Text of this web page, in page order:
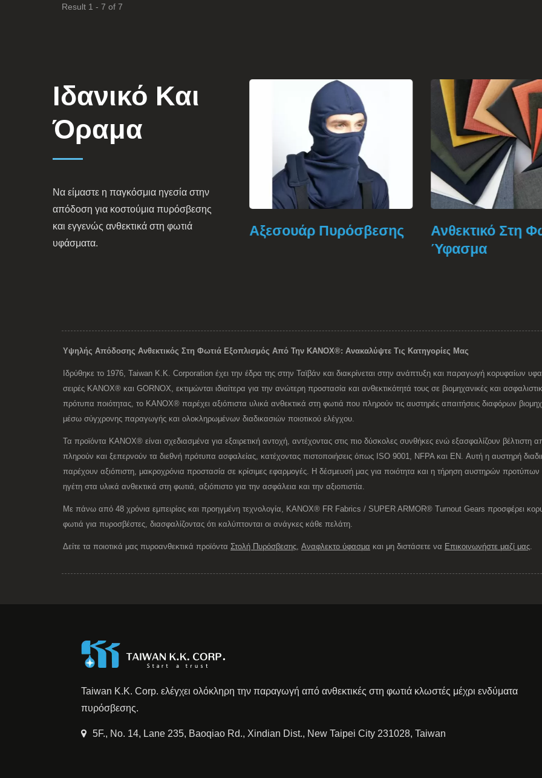
Result 1 - 7 of 7
Ιδανικό Και
Όραμα
Να είμαστε η παγκόσμια ηγεσία στην
απόδοση για κοστούμια πυρόσβεσης
και εγγενώς ανθεκτικά στη φωτιά
υφάσματα.
Προστατευτικό Ένδυμα Αξεσουάρ Πυρόσβεσης
Ανθεκτικό Στη
Ύφασμα
Υψηλής Απόδοσης Ανθεκτικός Στη Φωτιά Εξοπλισμός Από Την KANOX®: Ανακαλύψτε Τις Κατηγορίες Μας
Ιδρύθηκε το 1976, Taiwan K.K. Corporation έχει την έδρα της στην Ταϊβάν και διακρίνεται στην ανάπτυξη και παραγωγή κορυφαίων
σειρές KANOX® και GORNOX, εκτιμώνται ιδιαίτερα για την ανώτερη προστασία και ανθεκτικότητά τους σε βιομηχανικές και
πρότυπα ποιότητας, το KANOX® παρέχει αξιόπιστα υλικά ανθεκτικά στη φωτιά που πληρούν τις αυστηρές απαιτήσεις διαφόρων
μέσω σύγχρονης παραγωγής και ολοκληρωμένων διαδικασιών ποιοτικού ελέγχου.
Τα προϊόντα KANOX® είναι σχεδιασμένα για εξαιρετική αντοχή, αντέχοντας στις πιο δύσκολες συνθήκες ενώ εξασφαλίζουν
πληρούν και ξεπερνούν τα διεθνή πρότυπα ασφαλείας, κατέχοντας πιστοποιήσεις όπως ISO 9001, NFPA και EN. Αυτή η αυστηρή
παρέχουν αξιόπιστη, μακροχρόνια προστασία σε κρίσιμες εφαρμογές. Η δέσμευσή μας για ποιότητα και η τήρηση αυστηρών
ηγέτη στα υλικά ανθεκτικά στη φωτιά, αξιόπιστο για την ασφάλεια και την αξιοπιστία.
Με πάνω από 48 χρόνια εμπειρίας και προηγμένη τεχνολογία, KANOX® FR Fabrics / SUPER ARMOR® Turnout Gears προσφέρει
φωτιά για πυροσβέστες, διασφαλίζοντας ότι καλύπτονται οι ανάγκες κάθε πελάτη.
Δείτε τα ποιοτικά μας πυροανθεκτικά προϊόντα Στολή Πυρόσβεσης, Αναφλεκτο ύφασμα και μη διστάσετε να Επικοινωνήστε μαζί μας.
Taiwan K.K. Corp. ελέγχει ολόκληρη την παραγωγή από ανθεκτικές στη φωτιά κλωστές μέχρι ενδύματα
πυρόσβεσης.
5F., No. 14, Lane 235, Baoqiao Rd., Xindian Dist., New Taipei City 231028, Taiwan